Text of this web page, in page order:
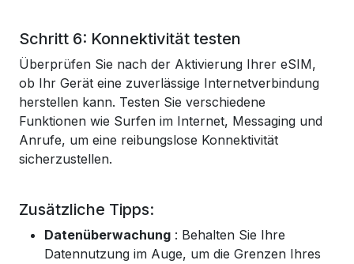
Schritt 6: Konnektivität testen
Überprüfen Sie nach der Aktivierung Ihrer eSIM,
ob Ihr Gerät eine zuverlässige Internetverbindung
herstellen kann. Testen Sie verschiedene
Funktionen wie Surfen im Internet, Messaging und
Anrufe, um eine reibungslose Konnektivität
sicherzustellen.
Zusätzliche Tipps:
Datenüberwachung : Behalten Sie Ihre
Datennutzung im Auge, um die Grenzen Ihres